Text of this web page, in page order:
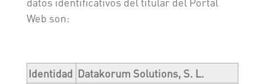
Web son:
Identidad Datakorum Solutions, S. L.